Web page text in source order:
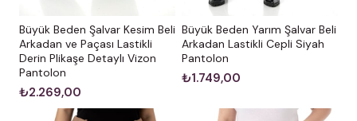
Büyük Beden Şalvar Kesim Beli
Arkadan ve Paçası Lastikli
Derin Plikaşe Detaylı Vizon
Pantolon
₺2.269,00
Büyük Beden Yarım Şalvar Beli
Arkadan Lastikli Cepli Siyah
Pantolon
₺1.749,00